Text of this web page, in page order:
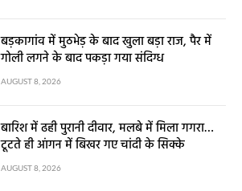
बड़कागांव में मुठभेड़ के बाद खुला बड़ा राज, पैर में
गोली लगने के बाद पकड़ा गया संदिग्ध
AUGUST 8, 2026
बारिश में ढही पुरानी दीवार, मलबे में मिला गगरा…
टूटते ही आंगन में बिखर गए चांदी के सिक्के
AUGUST 8, 2026